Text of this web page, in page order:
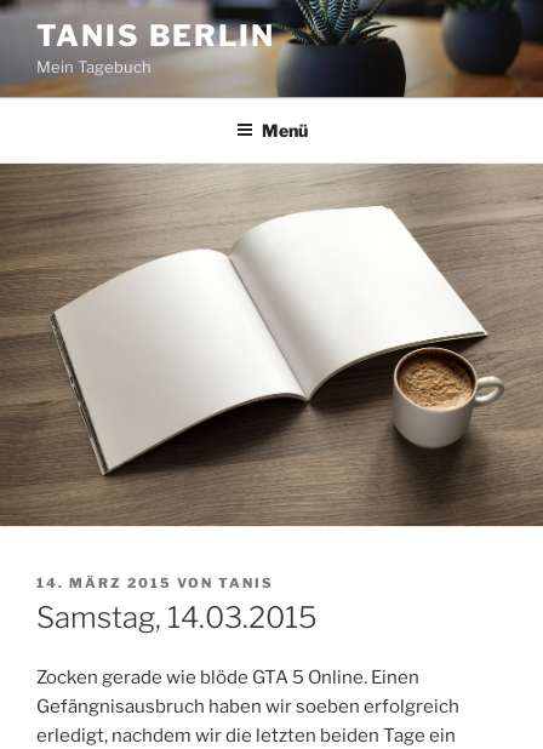
Zum
Inhalt
springen
TANIS BERLIN
Mein Tagebuch
Menü
VERÖFFENTLICHT
AM
14. MÄRZ 2015 VON TANIS
Samstag, 14.03.2015
Zocken gerade wie blöde GTA 5 Online. Einen
Gefängnisausbruch haben wir soeben erfolgreich
erledigt, nachdem wir die letzten beiden Tage ein